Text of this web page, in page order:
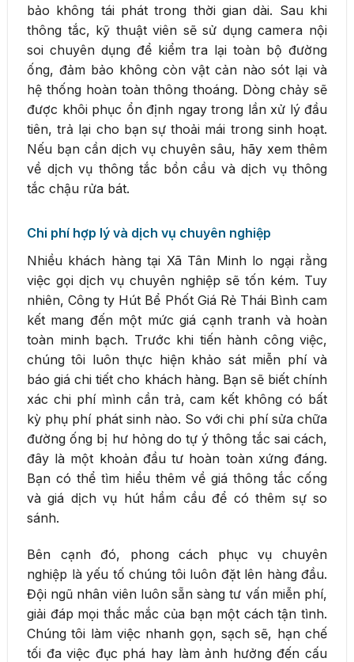
bảo không tái phát trong thời gian dài. Sau khi
thông tắc, kỹ thuật viên sẽ sử dụng camera nội
soi chuyên dụng để kiểm tra lại toàn bộ đường
ống, đảm bảo không còn vật cản nào sót lại và
hệ thống hoàn toàn thông thoáng. Dòng chảy sẽ
được khôi phục ổn định ngay trong lần xử lý đầu
tiên, trả lại cho bạn sự thoải mái trong sinh hoạt.
Nếu bạn cần dịch vụ chuyên sâu, hãy xem thêm
về dịch vụ thông tắc bồn cầu và dịch vụ thông
tắc chậu rửa bát.
Chi phí hợp lý và dịch vụ chuyên nghiệp
Nhiều khách hàng tại Xã Tân Minh lo ngại rằng
việc gọi dịch vụ chuyên nghiệp sẽ tốn kém. Tuy
nhiên, Công ty Hút Bể Phốt Giá Rẻ Thái Bình cam
kết mang đến một mức giá cạnh tranh và hoàn
toàn minh bạch. Trước khi tiến hành công việc,
chúng tôi luôn thực hiện khảo sát miễn phí và
báo giá chi tiết cho khách hàng. Bạn sẽ biết chính
xác chi phí mình cần trả, cam kết không có bất
kỳ phụ phí phát sinh nào. So với chi phí sửa chữa
đường ống bị hư hỏng do tự ý thông tắc sai cách,
đây là một khoản đầu tư hoàn toàn xứng đáng.
Bạn có thể tìm hiểu thêm về giá thông tắc cống
và giá dịch vụ hút hầm cầu để có thêm sự so
sánh.
Bên cạnh đó, phong cách phục vụ chuyên
nghiệp là yếu tố chúng tôi luôn đặt lên hàng đầu.
Đội ngũ nhân viên luôn sẵn sàng tư vấn miễn phí,
giải đáp mọi thắc mắc của bạn một cách tận tình.
Chúng tôi làm việc nhanh gọn, sạch sẽ, hạn chế
tối đa việc đục phá hay làm ảnh hưởng đến cấu